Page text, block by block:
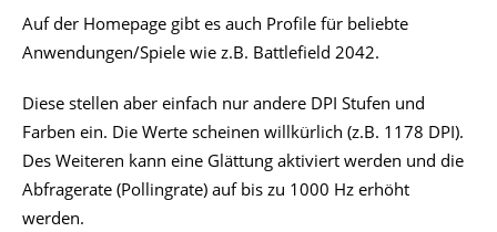
Auf der Homepage gibt es auch Profile für beliebte
Anwendungen/Spiele wie z.B. Battlefield 2042.
Diese stellen aber einfach nur andere DPI Stufen und
Farben ein. Die Werte scheinen willkürlich (z.B. 1178 DPI).
Des Weiteren kann eine Glättung aktiviert werden und die
Abfragerate (Pollingrate) auf bis zu 1000 Hz erhöht
werden.